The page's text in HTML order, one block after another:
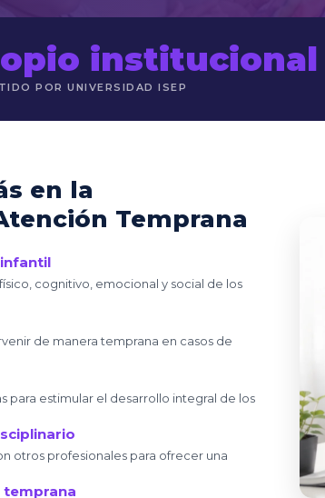
institucional
POR UNIVERSIDAD ISEP
en la
Temprana
cognitivo, emocional y social de los
de manera temprana en casos de
para estimular el desarrollo integral de los
otros profesionales para ofrecer una
temprana